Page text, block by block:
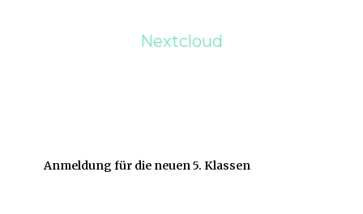
Nextcloud
Anmeldung für die neuen 5. Klassen